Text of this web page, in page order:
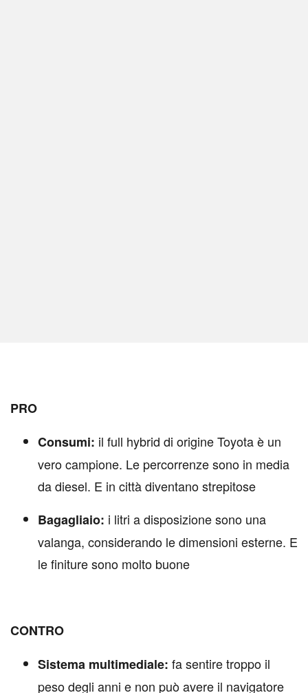
PRO
Consumi: il full hybrid di origine Toyota è un
vero campione. Le percorrenze sono in media
da diesel. E in città diventano strepitose
Bagagliaio: i litri a disposizione sono una
valanga, considerando le dimensioni esterne. E
le finiture sono molto buone
CONTRO
Sistema multimediale: fa sentire troppo il
peso degli anni e non può avere il navigatore